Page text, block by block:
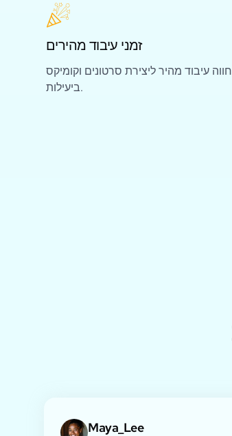
זמני עיבוד מהירים
חווה עיבוד מהיר ליצירת סרטונים וקומיקס
ביעילות.
Maya_Lee